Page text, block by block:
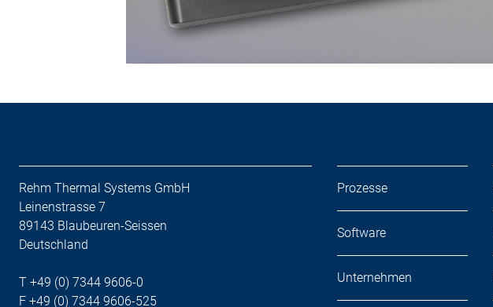
Rehm Thermal Systems GmbH
Leinenstrasse 7
89143 Blaubeuren-Seissen
Deutschland
T +49 (0) 7344 9606-0
F +49 (0) 7344 9606-525
Prozesse
Software
Unternehmen